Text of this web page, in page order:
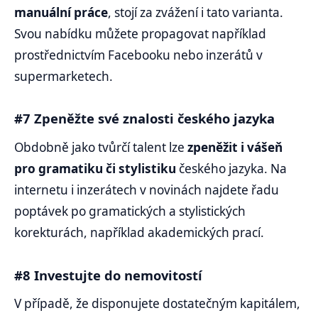
manuální práce, stojí za zvážení i tato varianta.
Svou nabídku můžete propagovat například
prostřednictvím Facebooku nebo inzerátů v
supermarketech.
#7 Zpeněžte své znalosti českého jazyka
Obdobně jako tvůrčí talent lze zpeněžit i vášeň
pro gramatiku či stylistiku českého jazyka. Na
internetu i inzerátech v novinách najdete řadu
poptávek po gramatických a stylistických
korekturách, například akademických prací.
#8 Investujte do nemovitostí
V případě, že disponujete dostatečným kapitálem,